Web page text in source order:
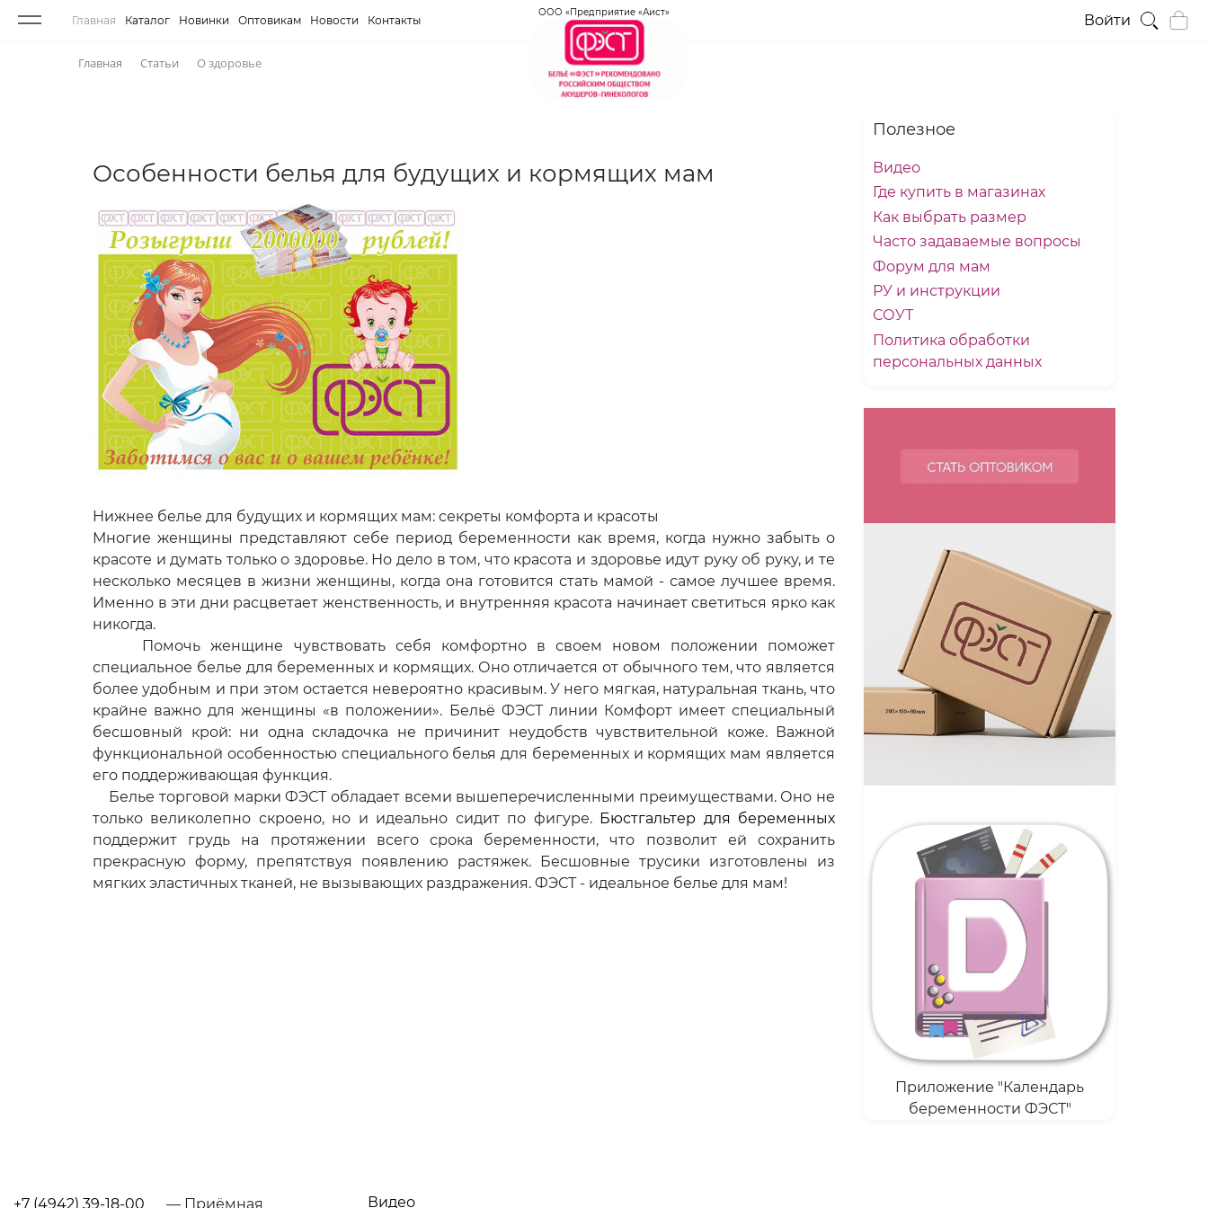
Главная Каталог Новинки Оптовикам Новости Контакты
ООО «Предприятие «Аист» Войти
Главная Статьи О здоровье
Особенности белья для будущих и кормящих мам
Нижнее белье для будущих и кормящих мам: секреты комфорта и красоты
Многие женщины представляют себе период беременности как время, когда нужно забыть о
красоте и думать только о здоровье. Но дело в том, что красота и здоровье идут руку об руку, и те
несколько месяцев в жизни женщины, когда она готовится стать мамой - самое лучшее время.
Именно в эти дни расцветает женственность, и внутренняя красота начинает светитьcя ярко как
никогда.
Помочь женщине чувствовать себя комфортно в своем новом положении поможет
специальное белье для беременных и кормящих. Оно отличается от обычного тем, что является
более удобным и при этом остается невероятно красивым. У него мягкая, натуральная ткань, что
крайне важно для женщины «в положении». Бельё ФЭСТ линии Комфорт имеет специальный
бесшовный крой: ни одна складочка не причинит неудобств чувствительной коже. Важной
функциональной особенностью специального белья для беременных и кормящих мам является
его поддерживающая функция.
Белье торговой марки ФЭСТ обладает всеми вышеперечисленными преимуществами. Оно не
только великолепно скроено, но и идеально сидит по фигуре. Бюстгальтер для беременных
поддержит грудь на протяжении всего срока беременности, что позволит ей сохранить
прекрасную форму, препятствуя появлению растяжек. Бесшовные трусики изготовлены из
мягких эластичных тканей, не вызывающих раздражения. ФЭСТ - идеальное белье для мам!
Полезное
Видео
Где купить в магазинах
Как выбрать размер
Часто задаваемые вопросы
Форум для мам
РУ и инструкции
СОУТ
Политика обработки
персональных данных
Приложение "Календарь
беременности ФЭСТ"
+7 (4942) 39-18-00 — Приёмная Видео